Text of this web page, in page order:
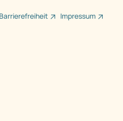
Barrierefreiheit Impressum